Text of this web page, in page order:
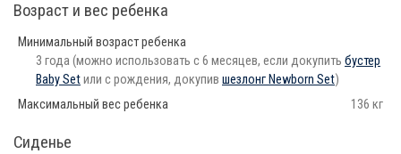
Возраст и вес ребенка
Минимальный возраст ребенка
3 года (можно использовать с 6 месяцев, если докупить бустер
Baby Setили с рождения, докупив шезлонг Newborn Set)
Максимальный вес ребенка
136 кг
Сиденье